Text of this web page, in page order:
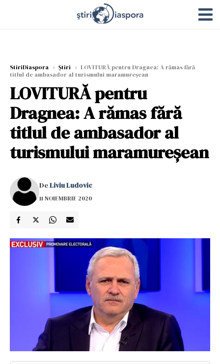
StiriDiaspora › Știri › LOVITURĂ pentru Dragnea: A rămas fără
titlul de ambasador al turismului maramureșean
LOVITURĂ pentru
Dragnea: A rămas fără
titlul de ambasador al
turismului maramureșean
DeLiviu Ludovic
11 NOIEMBRIE 2020